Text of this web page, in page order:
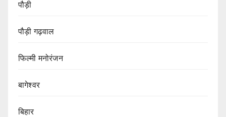
पौड़ी
पौड़ी गढ़वाल
फिल्मी मनोरंजन
बागेश्वर
बिहार